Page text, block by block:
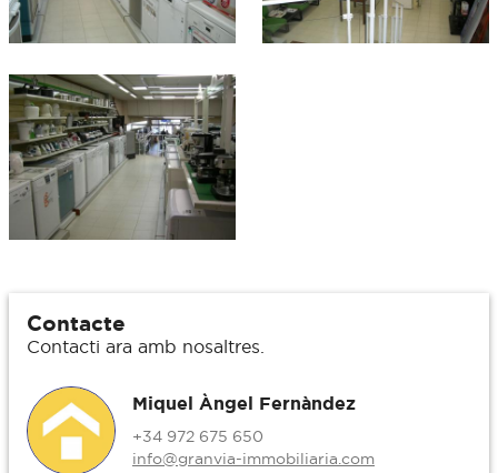
Contacte
Contacti ara amb nosaltres.
Miquel Àngel Fernàndez
+34 972 675 650
info@granvia-immobiliaria.com